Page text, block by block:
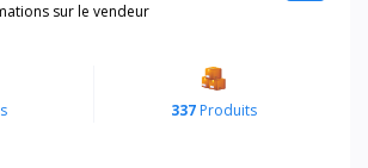
sur le vendeur
337Produits